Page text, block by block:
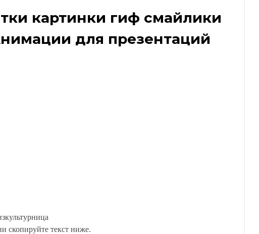
картинки гиф смайлики
для презентаций
скопируйте текст ниже.